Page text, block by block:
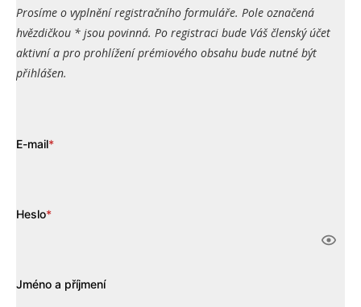
Prosíme o vyplnění registračního formuláře. Pole označená
hvězdičkou * jsou povinná. Po registraci bude Váš členský účet
aktivní a pro prohlížení prémiového obsahu bude nutné být
přihlášen.
E-mail*
Heslo*
Jméno a příjmení